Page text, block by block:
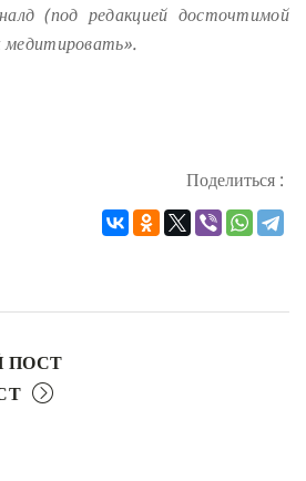
(под редакцией досточтимой
Поделиться :
ПОСТ